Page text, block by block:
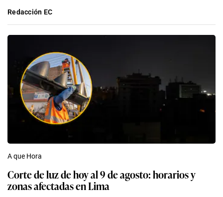
Redacción EC
A que Hora
Corte de luz de hoy al 9 de agosto: horarios y
zonas afectadas en Lima